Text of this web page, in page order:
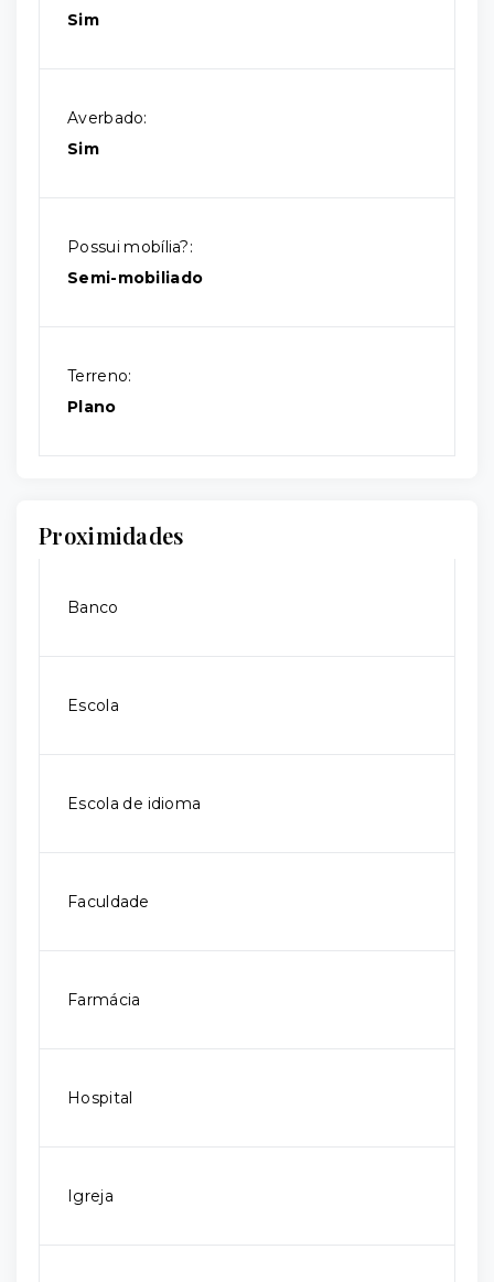
Sim
Averbado:
Sim
Possui mobília?:
Semi-mobiliado
Terreno:
Plano
Proximidades
Banco
Escola
Escola de idioma
Faculdade
Farmácia
Hospital
Igreja